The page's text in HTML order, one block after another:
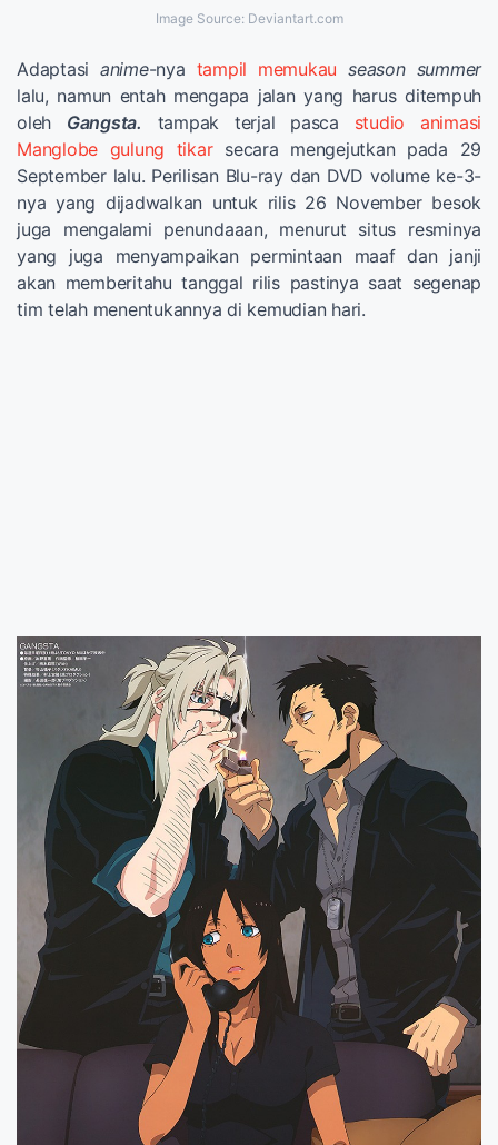
Image Source: Deviantart.com
Adaptasi anime-nya tampil memukau season summer
lalu, namun entah mengapa jalan yang harus ditempuh
oleh Gangsta. tampak terjal pasca studio animasi
Manglobe gulung tikarsecara mengejutkan pada 29
September lalu. Perilisan Blu-ray dan DVD volume ke-3-
nya yang dijadwalkan untuk rilis 26 November besok
juga mengalami penundaaan, menurut situs resminya
yang juga menyampaikan permintaan maaf dan janji
akan memberitahu tanggal rilis pastinya saat segenap
tim telah menentukannya di kemudian hari.